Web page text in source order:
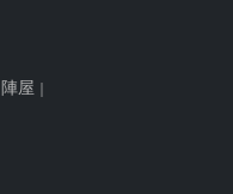
陣屋